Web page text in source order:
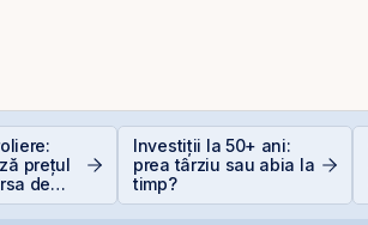
prețul
de
Investiții la 50+ ani:
prea târziu sau abia la
timp?